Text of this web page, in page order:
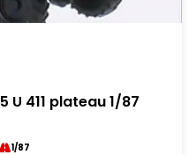
411 plateau 1/87
1/87